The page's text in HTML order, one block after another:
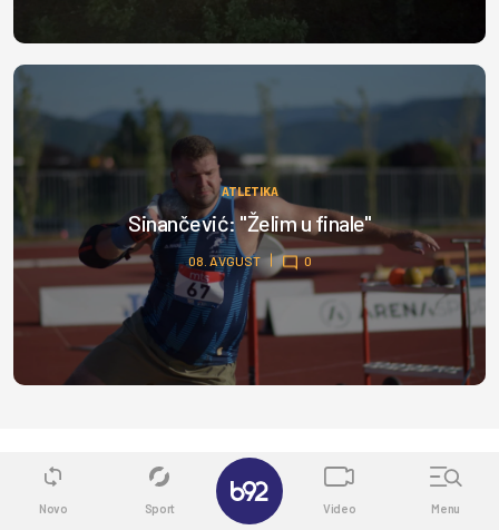
ATLETIKA
Sinančević: "Želim u finale"
08. AVGUST 0
Novo Sport Video Menu
✕